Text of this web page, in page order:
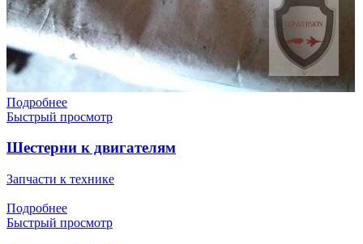
Подробнее
Быстрый просмотр
Шестерни к двигателям
Запчасти к технике
Подробнее
Быстрый просмотр